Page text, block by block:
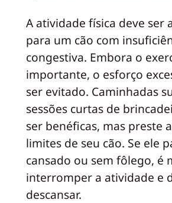
A atividade física deve ser
para um cão com
congestiva. Embora o
importante, o esforço
ser evitado. Caminhadas
sessões curtas de
ser benéficas, mas preste
limites de seu cão. Se ele
cansado ou sem fôlego, é
interromper a atividade e
descansar.